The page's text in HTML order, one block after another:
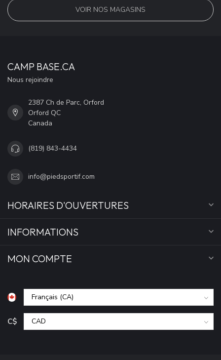
VOIR NOS MAGASINS
CAMP BASE.CA
Nous rejoindre
2387 Ch de Parc, Orford
Orford QC
Canada
(819) 843-4434
info@piedsportif.com
HORAIRES D'OUVERTURES
INFORMATIONS
MON COMPTE
C$